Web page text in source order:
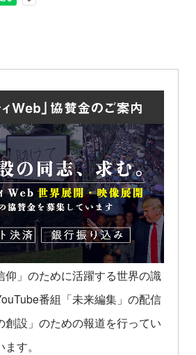
仰」のために活躍する世界の識
番組「未来編集」の配信
創設」のための報道を行ってい
す。